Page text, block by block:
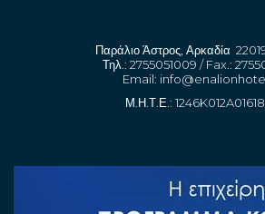
Παράλιο Άστρος, Αρκαδία
Τηλ.: 2755051009 / Fax.:
Email:
Μ.Η.Τ.Ε.: